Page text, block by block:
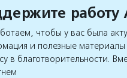
работу
чтобы у вас была
и полезные
в благотворительности.